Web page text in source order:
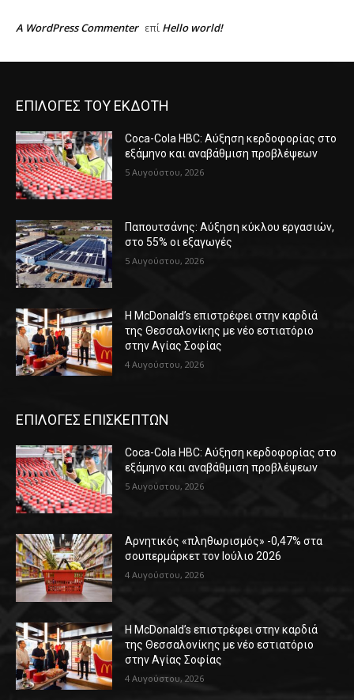
A WordPress Commenter επί Hello world!
ΕΠΙΛΟΓΕΣ ΤΟΥ ΕΚΔΟΤΗ
Coca-Cola HBC: Αύξηση κερδοφορίας στο
εξάμηνο και αναβάθμιση προβλέψεων
5 Αυγούστου, 2026
Παπουτσάνης: Αύξηση κύκλου εργασιών,
στο 55% οι εξαγωγές
5 Αυγούστου, 2026
Η McDonald’s επιστρέφει στην καρδιά
της Θεσσαλονίκης με νέο εστιατόριο
στην Αγίας Σοφίας
4 Αυγούστου, 2026
ΕΠΙΛΟΓΕΣ ΕΠΙΣΚΕΠΤΩΝ
Coca-Cola HBC: Αύξηση κερδοφορίας στο
εξάμηνο και αναβάθμιση προβλέψεων
5 Αυγούστου, 2026
Αρνητικός «πληθωρισμός» -0,47% στα
σουπερμάρκετ τον Ιούλιο 2026
4 Αυγούστου, 2026
Η McDonald’s επιστρέφει στην καρδιά
της Θεσσαλονίκης με νέο εστιατόριο
στην Αγίας Σοφίας
4 Αυγούστου, 2026